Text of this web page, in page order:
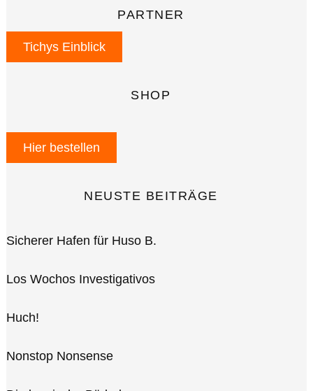
PARTNER
Tichys Einblick
SHOP
Hier bestellen
NEUSTE BEITRÄGE
Sicherer Hafen für Huso B.
Los Wochos Investigativos
Huch!
Nonstop Nonsense